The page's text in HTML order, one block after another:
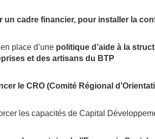
un cadre financier, pour installer la
place d’une politique d’aide à la
et des artisans du BTP
le CRO (Comité Régional
les capacités de Capital